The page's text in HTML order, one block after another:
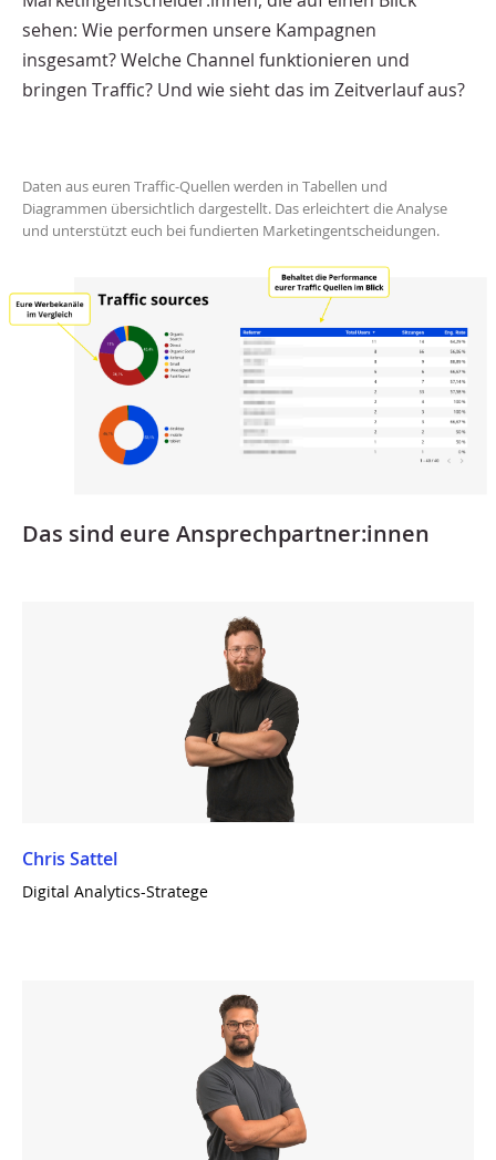
sehen: Wie performen unsere Kampagnen
insgesamt? Welche Channel funktionieren und
bringen Traffic? Und wie sieht das im Zeitverlauf aus?
Daten aus euren Traffic-Quellen werden in Tabellen und
Diagrammen übersichtlich dargestellt. Das erleichtert die Analyse
und unterstützt euch bei fundierten Marketingentscheidungen.
Das sind eure Ansprechpartner:innen
Chris Sattel
Digital Analytics-Stratege